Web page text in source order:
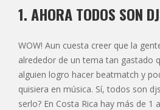
1. AHORA TODOS SON
WOW! Aun cuesta creer que la
alrededor de un tema tan gastado
alguien logro hacer beatmatch y
quisiera en música. Sí, todos son
serlo? En Costa Rica hay más de 1